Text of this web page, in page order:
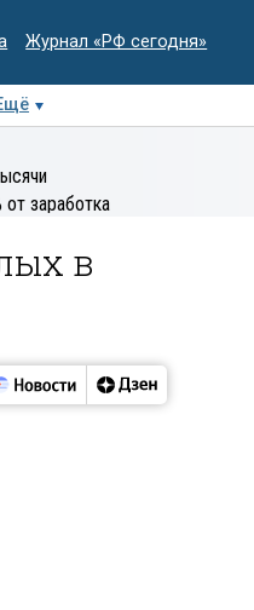
Журнал «РФ сегодня»
заработка
в